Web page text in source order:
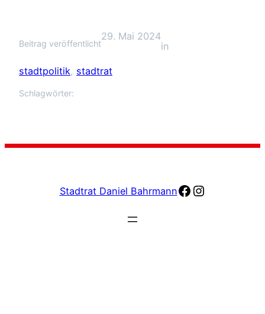
Beitrag veröffentlicht
29. Mai 2024
in
stadtpolitik, stadtrat
Schlagwörter:
Stadtrat Daniel Bahrmannfacebook
Instagram